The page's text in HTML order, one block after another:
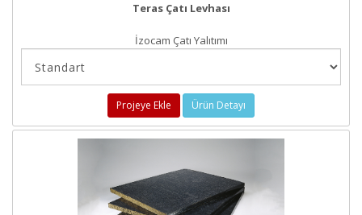
Teras Çatı Levhası
İzocam Çatı Yalıtımı
Projeye Ekle Ürün Detayı